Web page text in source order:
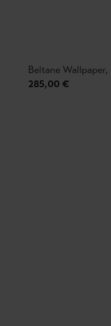
Beltane
285,00 €